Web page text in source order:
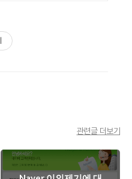
관련글 더보기